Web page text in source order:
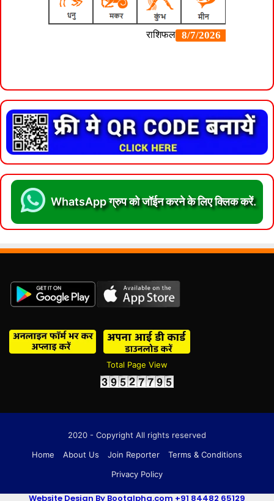
WhatsApp ग्रुप को जॉईन करने के लिए क्लिक करें.
Total Page View
2020 - Copyright All rights reserved
Home
About Us Join Reporter
Terms & Conditions
Privacy Policy
Website Design By Bootalpha.com +91 84482 65129